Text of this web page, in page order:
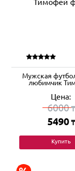
Мужская
любимчик
Цена:
6000₸
5490 ₸
Купить